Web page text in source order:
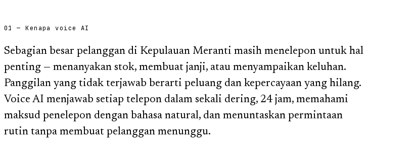
01 — Kenapa voice AI
Sebagian besar pelanggan di Kepulauan Meranti masih menelepon untuk hal
penting — menanyakan stok, membuat janji, atau menyampaikan keluhan.
Panggilan yang tidak terjawab berarti peluang dan kepercayaan yang hilang.
Voice AI menjawab setiap telepon dalam sekali dering, 24 jam, memahami
maksud penelepon dengan bahasa natural, dan menuntaskan permintaan
rutin tanpa membuat pelanggan menunggu.